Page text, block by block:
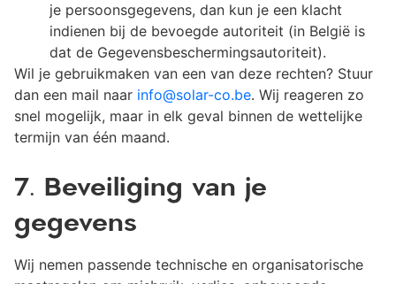
je persoonsgegevens, dan kun je een klacht
indienen bij de bevoegde autoriteit (in België is
dat de Gegevensbeschermingsautoriteit).
Wil je gebruikmaken van een van deze rechten? Stuur
dan een mail naar info@solar-co.be. Wij reageren zo
snel mogelijk, maar in elk geval binnen de wettelijke
termijn van één maand.
7. Beveiliging van je
gegevens
Wij nemen passende technische en organisatorische